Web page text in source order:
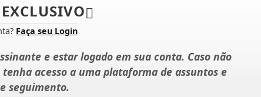
Faça seu Login
e estar logado em sua conta. Caso não
acesso a uma plataforma de assuntos e
seguimento.